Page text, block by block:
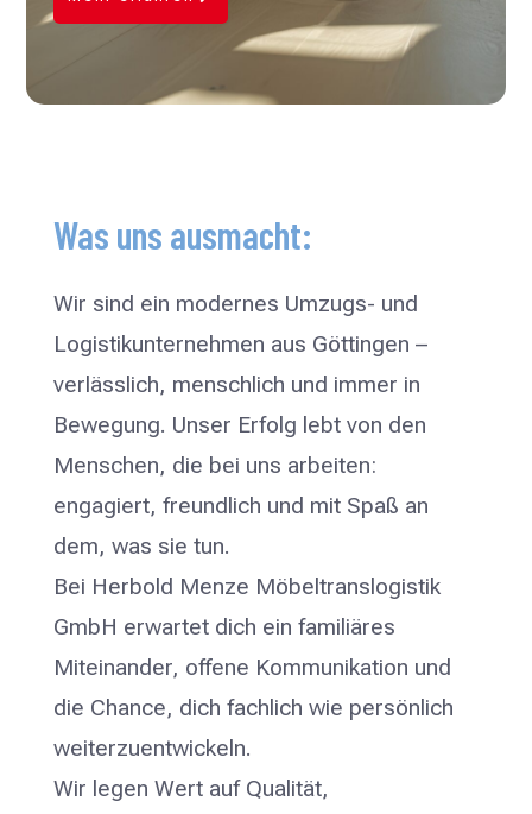
Was uns ausmacht:
Wir sind ein modernes Umzugs- und
Logistikunternehmen aus Göttingen –
verlässlich, menschlich und immer in
Bewegung. Unser Erfolg lebt von den
Menschen, die bei uns arbeiten:
engagiert, freundlich und mit Spaß an
dem, was sie tun.
Bei Herbold Menze Möbeltranslogistik
GmbH erwartet dich ein familiäres
Miteinander, offene Kommunikation und
die Chance, dich fachlich wie persönlich
weiterzuentwickeln.
Wir legen Wert auf Qualität,